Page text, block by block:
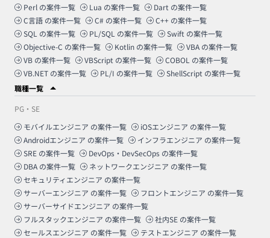
Perl の案件一覧 Lua の案件一覧 Dart の案件一覧
C言語 の案件一覧 C# の案件一覧 C++ の案件一覧
SQL の案件一覧 PL/SQL の案件一覧 Swift の案件一覧
Objective-C の案件一覧 Kotlin の案件一覧 VBA の案件一覧
VB の案件一覧 VBScript の案件一覧 COBOL の案件一覧
VB.NET の案件一覧 PL/I の案件一覧 ShellScript の案件一覧
職種一覧
PG・SE
モバイルエンジニア の案件一覧 iOSエンジニア の案件一覧
Androidエンジニア の案件一覧 インフラエンジニア の案件一覧
SRE の案件一覧 DevOps・DevSecOps の案件一覧
DBA の案件一覧 ネットワークエンジニア の案件一覧
セキュリティエンジニア の案件一覧
サーバーエンジニア の案件一覧 フロントエンジニア の案件一覧
サーバーサイドエンジニア の案件一覧
フルスタックエンジニア の案件一覧 社内SE の案件一覧
セールスエンジニア の案件一覧 テストエンジニア の案件一覧